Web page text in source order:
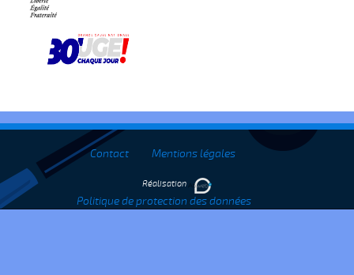
Contact Mentions légales
Politique de protection des données
Réalisation